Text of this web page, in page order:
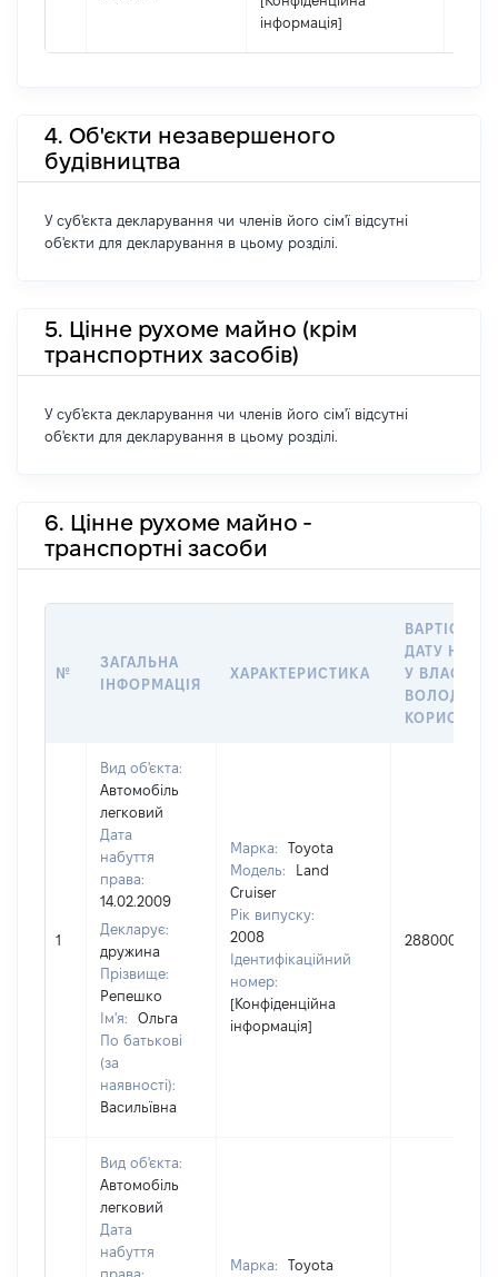
інформація]
4. Об'єкти незавершеного
будівництва
У суб'єкта декларування чи членів його сім'ї відсутні
об'єкти для декларування в цьому розділі.
5. Цінне рухоме майно (крім
транспортних засобів)
У суб'єкта декларування чи членів його сім'ї відсутні
об'єкти для декларування в цьому розділі.
6. Цінне рухоме майно -
транспортні засоби
№
ЗАГАЛЬНА
ІНФОРМАЦІЯ
ХАРАКТЕРИСТИКА
ВАРТІСТЬ
ДАТУ
У
1
Вид об'єкта:
Автомобіль
легковий
Дата
набуття
права:
14.02.2009
Декларує:
дружина
Прізвище:
Репешко
Ім'я:
Ольга
По батькові
(за
наявності):
Васильївна
Марка:
Toyota
Модель:
Land
Cruiser
Рік випуску:
2008
Ідентифікаційний
номер:
[Конфіденційна
інформація]
288000
Вид об'єкта:
Автомобіль
легковий
Дата
набуття
права:
Марка: Toyota